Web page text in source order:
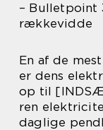
– Bulletpoint
rækkevidde
En af de
er dens
op til
ren
daglige